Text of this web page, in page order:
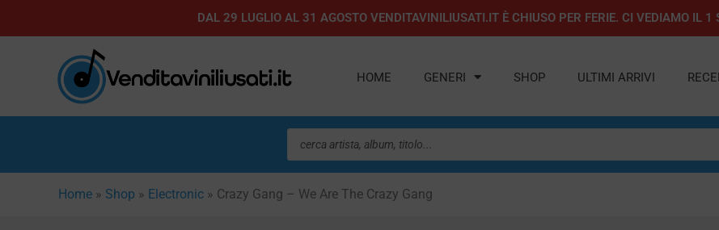
al
DAL 29 LUGLIO AL 31 AGOSTO VENDITAVINILIUSATI.IT È CHIUSO PER FERIE. CI VEDIAMO IL 1
HOME GENERI SHOP ULTIMI ARRIVI
Ricerca
prodotti
Home » Shop » Electronic » Crazy Gang – We Are The Crazy Gang